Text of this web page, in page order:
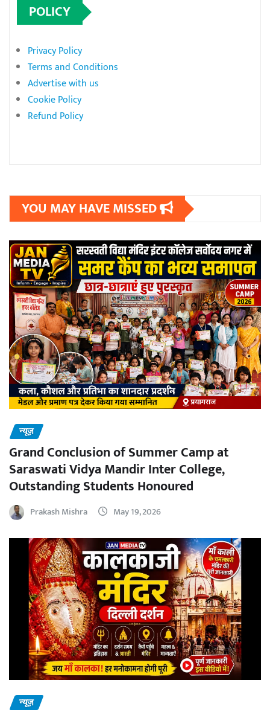
POLICY
Privacy Policy
Terms and Conditions
Advertise with us
Cookie Policy
Refund Policy
YOU MAY HAVE MISSED
न्यूज़
Grand Conclusion of Summer Camp at
Saraswati Vidya Mandir Inter College,
Outstanding Students Honoured
Prakash Mishra May 19, 2026
न्यूज़